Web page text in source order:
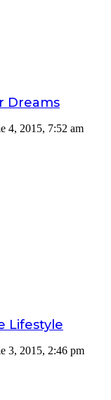
Dreams
4, 2015, 7:52 am
Lifestyle
3, 2015, 2:46 pm